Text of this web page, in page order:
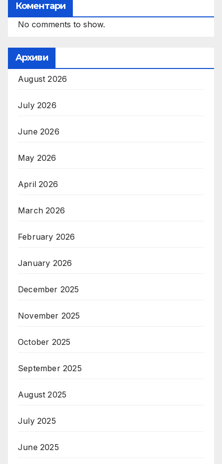
Коментари
No comments to show.
Архиви
August 2026
July 2026
June 2026
May 2026
April 2026
March 2026
February 2026
January 2026
December 2025
November 2025
October 2025
September 2025
August 2025
July 2025
June 2025